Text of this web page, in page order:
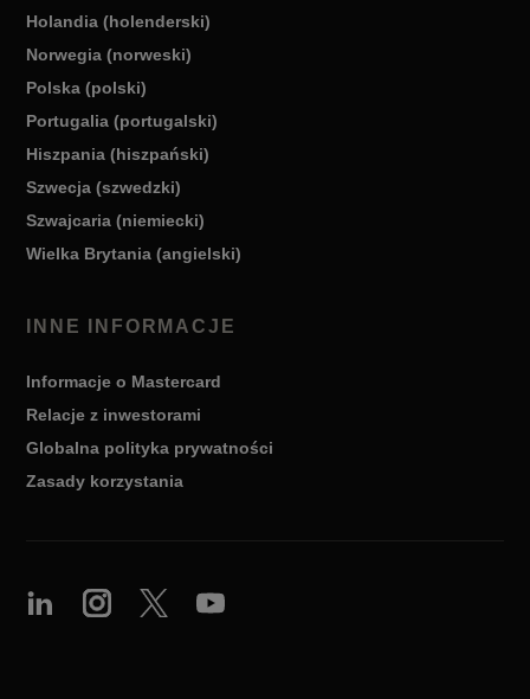
Holandia (holenderski)
Norwegia (norweski)
Polska (polski)
Portugalia (portugalski)
Hiszpania (hiszpański)
Szwecja (szwedzki)
Szwajcaria (niemiecki)
Wielka Brytania (angielski)
INNE INFORMACJE
Informacje o Mastercard
Relacje z inwestorami
Globalna polityka prywatności
Zasady korzystania